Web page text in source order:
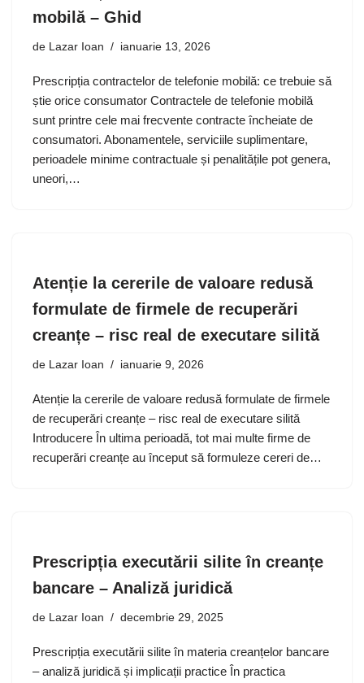
mobilă – Ghid
de Lazar Ioan ianuarie 13, 2026
Prescripția contractelor de telefonie mobilă: ce trebuie să
știe orice consumator Contractele de telefonie mobilă
sunt printre cele mai frecvente contracte încheiate de
consumatori. Abonamentele, serviciile suplimentare,
perioadele minime contractuale și penalitățile pot genera,
uneori,…
Atenție la cererile de valoare redusă
formulate de firmele de recuperări
creanțe – risc real de executare silită
de Lazar Ioan ianuarie 9, 2026
Atenție la cererile de valoare redusă formulate de firmele
de recuperări creanțe – risc real de executare silită
Introducere În ultima perioadă, tot mai multe firme de
recuperări creanțe au început să formuleze cereri de…
Prescripția executării silite în creanțe
bancare – Analiză juridică
de Lazar Ioan decembrie 29, 2025
Prescripția executării silite în materia creanțelor bancare
– analiză juridică și implicații practice În practica